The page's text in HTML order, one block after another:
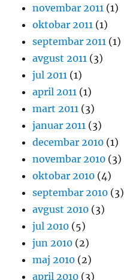
novembar 2011 (1)
oktobar 2011 (1)
septembar 2011 (1)
avgust 2011 (3)
jul 2011 (1)
april 2011 (1)
mart 2011 (3)
januar 2011 (3)
decembar 2010 (1)
novembar 2010 (3)
oktobar 2010 (4)
septembar 2010 (3)
avgust 2010 (3)
jul 2010 (5)
jun 2010 (2)
maj 2010 (2)
april 2010 (3)